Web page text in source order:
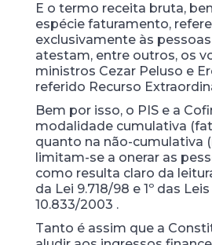
E o termo receita bruta,
espécie faturamento,
exclusivamente às
atestam, entre outros, os
ministros Cezar Peluso e
referido Recurso
Bem por isso, o PIS e a
modalidade cumulativa
quanto na não-cumulativa
limitam-se a onerar as
como resulta claro da
da Lei 9.718/98 e 1º das
10.833/2003 .
Tanto é assim que a